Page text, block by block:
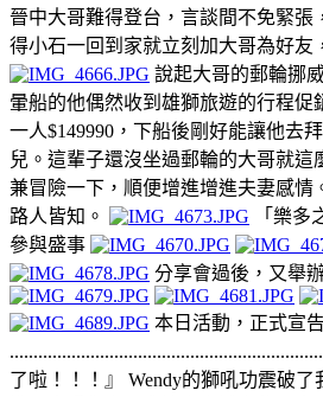
晉中大哥難得登台，言談間不免緊張
得小石一回到家就立刻加大哥為好友
說起大哥的郵輪挪
暈船的他偶然收到雄獅旅遊的行程促
一人$149990，下船後剛好能讓他去
兒。這輩子還沒坐過郵輪的大哥就這
兼冒險一下，順便增進增進夫妻感情
路人皆知。
「樂多
參與盛事
分享會過後，又舉
本日活動，正式宣
了啦！！！』 Wendy的獅吼功震破